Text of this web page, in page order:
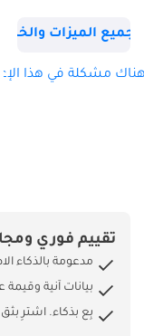
جميع الميزات
مشكلة في هذا
تقييم فوري
مدعومة بالذكاء
بيانات آنية وقيمة
بِع بذكاء. اشترِ بثق